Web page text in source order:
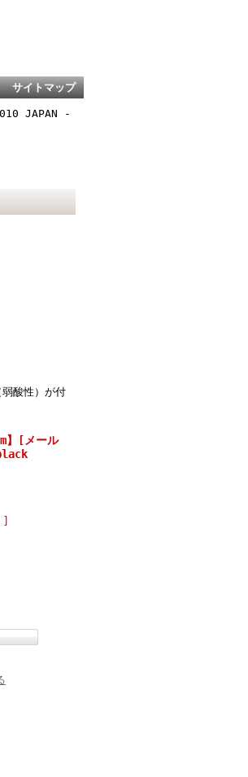
サイトマップ
JAPAN -
酸性）が付
】[メール
]